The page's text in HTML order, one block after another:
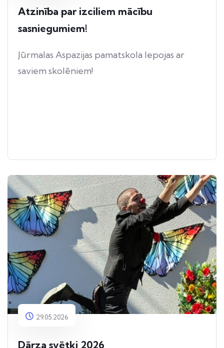
Atzinība par izciliem mācību
sasniegumiem!
Jūrmalas Aspazijas pamatskola lepojas ar
saviem skolēniem!
29.05.2026
Dārza svētki 2026